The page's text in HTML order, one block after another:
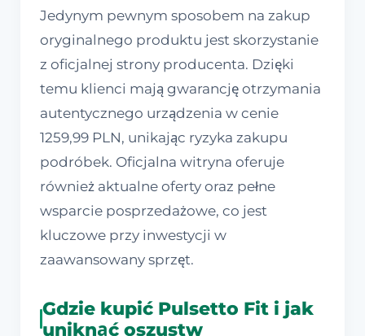
Jedynym pewnym sposobem na zakup
oryginalnego produktu jest skorzystanie
z oficjalnej strony producenta. Dzięki
temu klienci mają gwarancję otrzymania
autentycznego urządzenia w cenie
1259,99 PLN, unikając ryzyka zakupu
podróbek. Oficjalna witryna oferuje
również aktualne oferty oraz pełne
wsparcie posprzedażowe, co jest
kluczowe przy inwestycji w
zaawansowany sprzęt.
Gdzie kupić Pulsetto Fit i jak
uniknąć oszustw